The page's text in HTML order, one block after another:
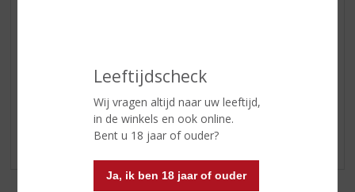
Leeftijdscheck
Wij vragen altijd naar uw leeftijd,
in de winkels en ook online.
Bent u 18 jaar of ouder?
Ja, ik ben 18 jaar of ouder
Reviews
Schrijf een review
Er zijn nog geen reviews geplaatst voor dit product